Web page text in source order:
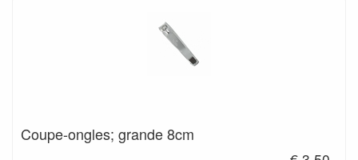
Coupe-ongles; grande 8cm